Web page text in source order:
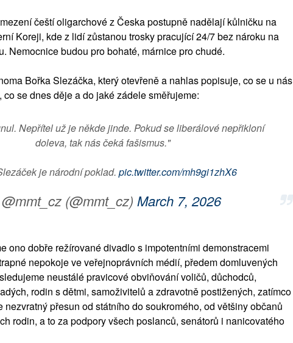
čeští oligarchové z Česka postupně nadělají kůlničku na
Koreji, kde z lidí zůstanou trosky pracující 24/7 bez nároku na
Nemocnice budou pro bohaté, márnice pro chudé.
Bořka Slezáčka, který otevřeně a nahlas popisuje, co se u nás
se dnes děje a do jaké zádele směřujeme:
Nepřítel už je někde jinde. Pokud se liberálové nepřikloní
doleva, tak nás čeká fašismus."
je národní poklad.pic.twitter.com/mh9gi1zhX6
(@mmt_cz) March 7, 2026
ono dobře režírované divadlo s impotentními demonstracemi
nepokoje ve veřejnoprávních médií, předem domluvených
neustálé pravicové obviňování voličů, důchodců,
rodin s dětmi, samoživitelů a zdravotně postižených, zatímco
nezvratný přesun od státního do soukromého, od většiny občanů
rodin, a to za podpory všech poslanců, senátorů i nanicovatého